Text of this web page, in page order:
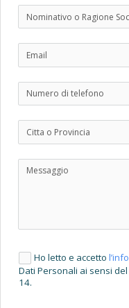
Ho letto e accetto
Dati Personali ai sensi
14.